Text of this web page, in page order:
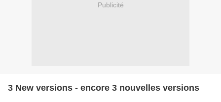
Publicité
3 New versions - encore 3 nouvelles versions